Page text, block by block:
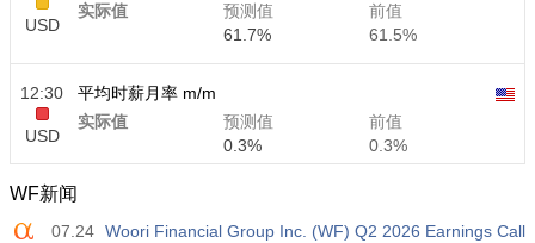
USD
实际值
预测值
61.7%
前值
61.5%
12:30
USD
平均时薪月率 m/m
实际值
预测值
0.3%
前值
0.3%
12:30
实际值
预测值
前值
WF新闻
07.24 Woori Financial Group Inc. (WF) Q2 2026 Earnings Call